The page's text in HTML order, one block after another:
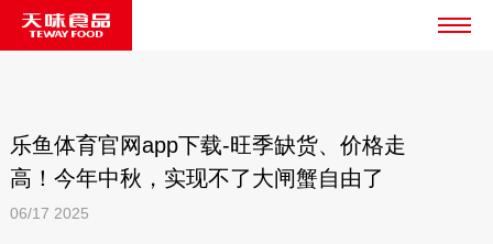
乐鱼体育官网app下载-旺季缺货、价格走
高！今年中秋，实现不了大闸蟹自由了
06/17 2025